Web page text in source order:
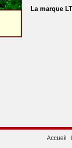
La marque
Accueil